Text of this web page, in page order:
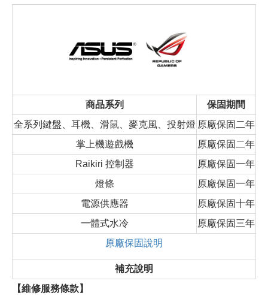
商品系列
保固期間
全系列鍵盤、耳機、滑鼠、麥克風、投射燈 原廠保固二年
掌上機遊戲機
原廠保固二年
Raikiri 控制器
原廠保固一年
燈條
原廠保固一年
電源供應器
原廠保固十年
一體式水冷
原廠保固三年
原廠保固說明
補充說明
【維修服務條款】